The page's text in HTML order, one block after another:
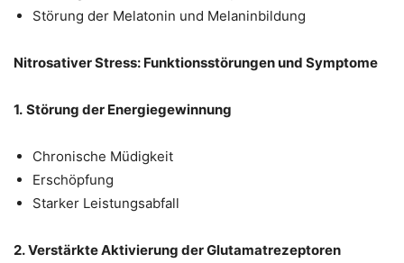
Störung der Melatonin und Melaninbildung
Nitrosativer Stress: Funktionsstörungen und Symptome
1. Störung der Energiegewinnung
Chronische Müdigkeit
Erschöpfung
Starker Leistungsabfall
2. Verstärkte Aktivierung der Glutamatrezeptoren